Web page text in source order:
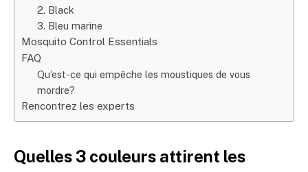
2. Black
3. Bleu marine
Mosquito Control Essentials
FAQ
Qu’est-ce qui empêche les moustiques de vous
mordre?
Rencontrez les experts
Quelles 3 couleurs attirent les